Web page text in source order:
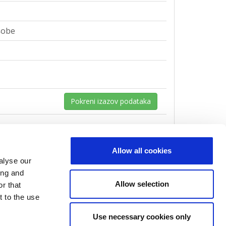
our
and
that
to the use
Allow all cookies
Allow selection
Use necessary cookies only
Pokreni izazov podataka